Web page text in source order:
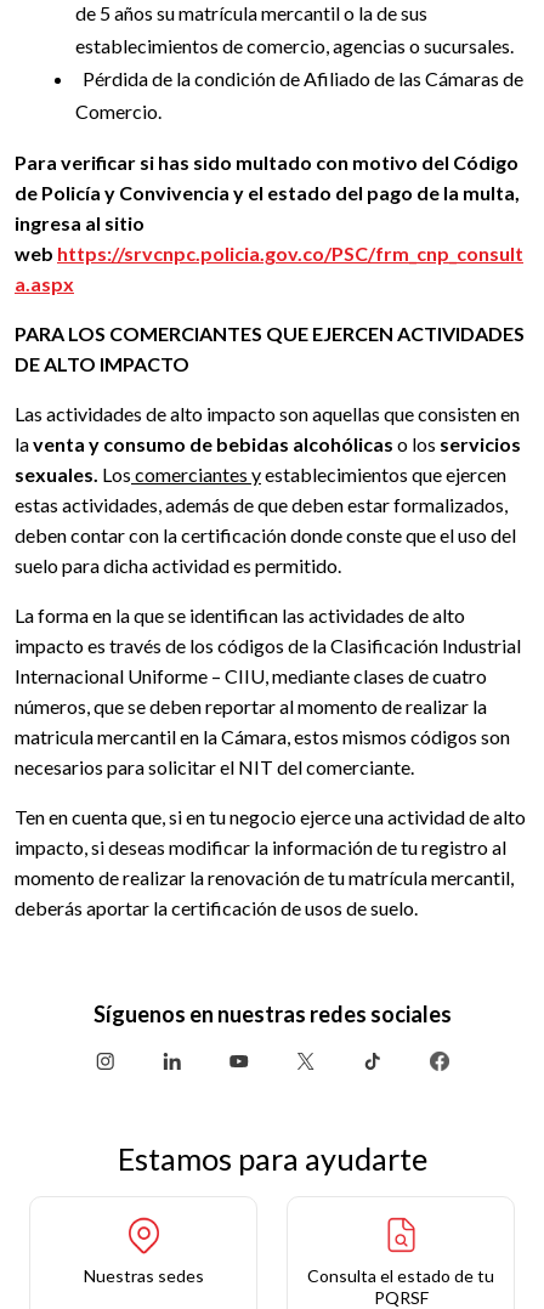
de 5 años su matrícula mercantil o la de sus
establecimientos de comercio, agencias o sucursales.
Pérdida de la condición de Afiliado de las Cámaras de
Comercio.
Para verificar si has sido multado con motivo del Código
de Policía y Convivencia y el estado del pago de la multa,
ingresa al sitio
web https://srvcnpc.policia.gov.co/PSC/frm_cnp_consult
a.aspx
PARA LOS COMERCIANTES QUE EJERCEN ACTIVIDADES
DE ALTO IMPACTO
Las actividades de alto impacto son aquellas que consisten en
laventa y consumo de bebidas alcohólicas o los servicios
sexuales. Los comerciantes yestablecimientos queejercen
estas actividades, además de que deben estar formalizados,
deben contar con la certificación donde conste que el uso del
suelo para dicha actividad es permitido.
La forma en la que se identifican las actividades de alto
impacto es través de los códigos de la Clasificación Industrial
Internacional Uniforme – CIIU, mediante clases de cuatro
números, que se deben reportar al momento de realizar la
matricula mercantil en la Cámara, estos mismos códigos son
necesarios para solicitar el NIT del comerciante.
Ten en cuenta que, si en tu negocio ejerce una actividad de alto
impacto, si deseas modificar la información de tu registro al
momento de realizar la renovación de tu matrícula mercantil,
deberás aportar la certificación de usos de suelo.
Síguenos en nuestras redes sociales
Estamos para ayudarte
Nuestras sedes
Consulta el estado de tu
PQRSF